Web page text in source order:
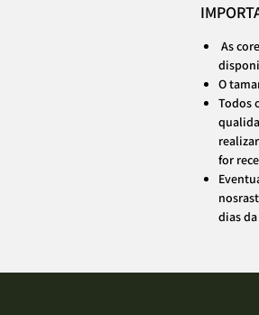
As
O
Todos
for
dias